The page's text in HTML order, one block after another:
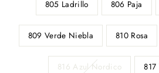
805 Ladrillo 806 Paja
809 Verde Niebla 810 Rosa
816 Azul Nordico